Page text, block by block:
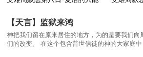
【天言】监狱来鸿
神把我们留在原来居住的地方，为的是要我们向
们的改变。 在这个包含普世信徒的神的大家庭